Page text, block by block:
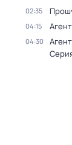
02:35
04:15
04:30